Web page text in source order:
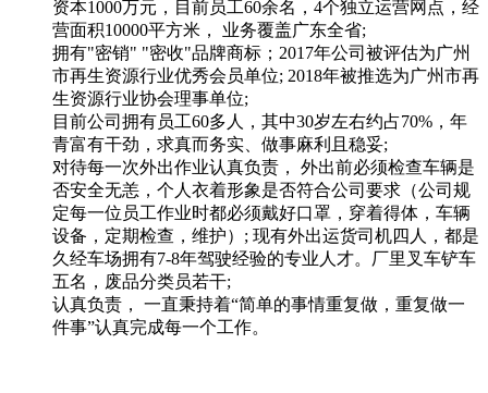
资本1000万元，目前员工60余名，4个独立运营网点，经
营面积10000平方米， 业务覆盖广东全省;
拥有"密销" "密收"品牌商标；2017年公司被评估为广州
市再生资源行业优秀会员单位; 2018年被推选为广州市再
生资源行业协会理事单位;
目前公司拥有员工60多人，其中30岁左右约占70%，年
青富有干劲，求真而务实、做事麻利且稳妥;
对待每一次外出作业认真负责， 外出前必须检查车辆是
否安全无恙，个人衣着形象是否符合公司要求（公司规
定每一位员工作业时都必须戴好口罩，穿着得体，车辆
设备，定期检查，维护）; 现有外出运货司机四人，都是
久经车场拥有7-8年驾驶经验的专业人才。厂里叉车铲车
五名，废品分类员若干;
认真负责， 一直秉持着“简单的事情重复做，重复做一
件事”认真完成每一个工作。